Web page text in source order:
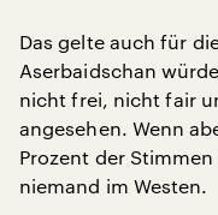
Das gelte auch für
Aserbaidschan
nicht frei, nicht fair
angesehen. Wenn
Prozent der
niemand im Westen.